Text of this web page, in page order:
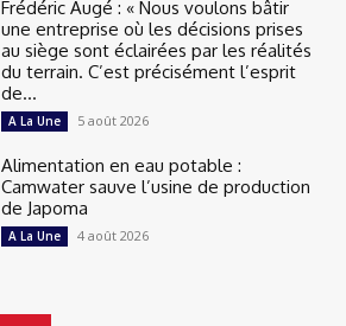
Frédéric Augé : « Nous voulons bâtir
une entreprise où les décisions prises
au siège sont éclairées par les réalités
du terrain. C’est précisément l’esprit
de...
A La Une 5 août 2026
Alimentation en eau potable :
Camwater sauve l’usine de production
de Japoma
A La Une 4 août 2026